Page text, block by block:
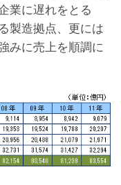
業に遅れをとる
製造拠点、更には
みに売上を順調に